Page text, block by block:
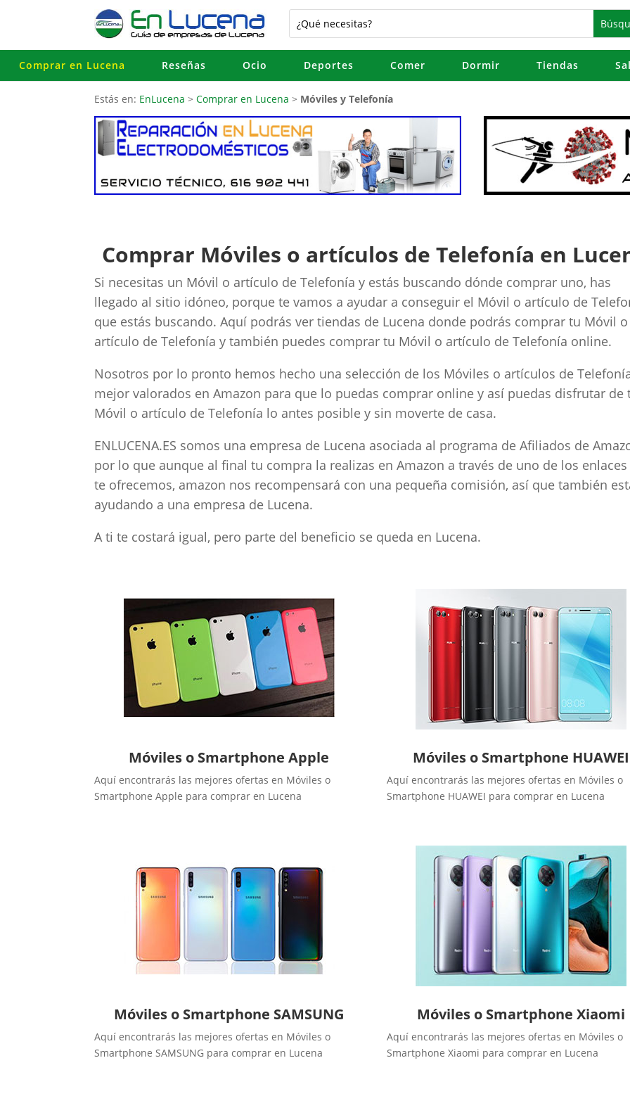
Comprar en Lucena Reseñas Ocio Deportes Comer Dormir Tiendas
Estás en: EnLucena >Comprar en Lucena > Móviles y Telefonía
Comprar Móviles o artículos de Telefonía en
Si necesitas un Móvil o artículo de Telefonía y estás buscando dónde comprar uno, has
llegado al sitio idóneo, porque te vamos a ayudar a conseguir el Móvil o artículo de
que estás buscando. Aquí podrás ver tiendas de Lucena donde podrás comprar tu Móvil o
artículo de Telefonía y también puedes comprar tu Móvil o artículo de Telefonía online.
Nosotros por lo pronto hemos hecho una selección de los Móviles o artículos de
mejor valorados en Amazon para que lo puedas comprar online y así puedas disfrutar de
Móvil o artículo de Telefonía lo antes posible y sin moverte de casa.
ENLUCENA.ES somos una empresa de Lucena asociada al programa de Afiliados de
por lo que aunque al final tu compra la realizas en Amazon a través de uno de los
te ofrecemos, amazon nos recompensará con una pequeña comisión, así que también
ayudando a una empresa de Lucena.
A ti te costará igual, pero parte del beneficio se queda en Lucena.
Móviles o Smartphone Apple
Aquí encontrarás las mejores ofertas en Móviles o
Smartphone Apple para comprar en Lucena
Móviles o Smartphone HUAWEI
Aquí encontrarás las mejores ofertas en Móviles o
Smartphone HUAWEI para comprar en Lucena
Móviles o Smartphone SAMSUNG
Aquí encontrarás las mejores ofertas en Móviles o
Smartphone SAMSUNG para comprar en Lucena
Móviles o Smartphone Xiaomi
Aquí encontrarás las mejores ofertas en Móviles o
Smartphone Xiaomi para comprar en Lucena